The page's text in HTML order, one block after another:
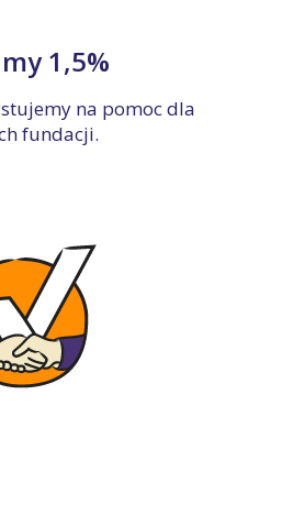
1,5%
na pomoc dla
fundacji.